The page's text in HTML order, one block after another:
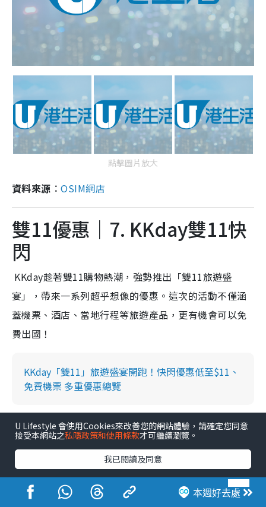
點擊圖片放大
資料來源︰OSIM網店
雙11優惠｜7. KKday雙11快
閃
KKday趁著雙11購物熱潮，強勢推出「雙11旅遊盛
宴」，帶來一系列超乎想像的優惠。這次的活動不僅涵
蓋機票、酒店、當地行程等旅遊產品，更有機會可以免
費出國！
KKday「雙11」旅遊盛宴開跑！快閃優惠低至$11、
免費機票 多重優惠總覽
本週好去處
U Lifestyle 會使用Cookies來改善您的網站體驗，請確定您同意
接受本網站之私隱政策和使用條款才可繼續瀏覽。
我已閱讀及同意